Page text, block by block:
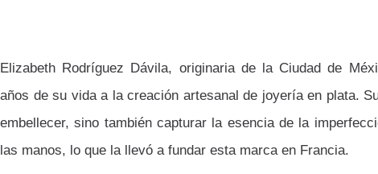
Elizabeth Rodríguez Dávila, originaria de la Ciudad de
años de su vida a la creación artesanal de joyería en plata.
embellecer, sino también capturar la esencia de la
las manos, lo que la llevó a fundar esta marca en Francia.